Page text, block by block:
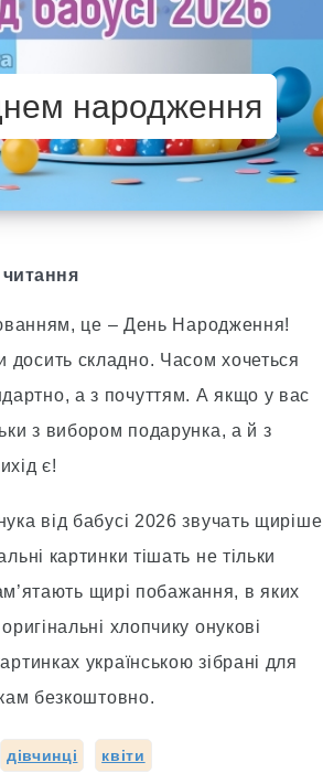
народження
це – День Народження!
складно. Часом хочеться
а з почуттям. А якщо у вас
з вибором подарунка, а й з
є!
від бабусі 2026 звучать щиріше
картинки тішать не тільки
щирі побажання, в яких
хлопчику онукові
українською зібрані для
безкоштовно.
дівчинці квіти